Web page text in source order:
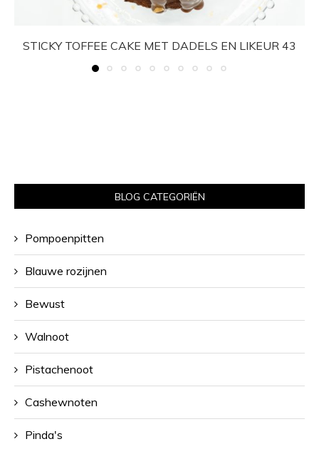
STICKY TOFFEE CAKE MET DADELS EN LIKEUR 43
BLOG CATEGORIËN
Pompoenpitten
Blauwe rozijnen
Bewust
Walnoot
Pistachenoot
Cashewnoten
Pinda's